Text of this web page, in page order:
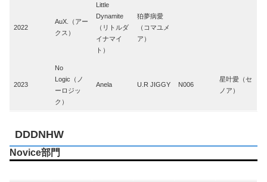
2022
AuX.（アー
クス）
Little
Dynamite
（リトルダ
イナマイ
ト）
狛夢病愛
（コマユメ
ア）
2023
No
Logic（ノ
ーロジッ
ク）
Anela U.R JIGGY N006
星叶愛（セ
ノア）
DDDNHW
Novice部門